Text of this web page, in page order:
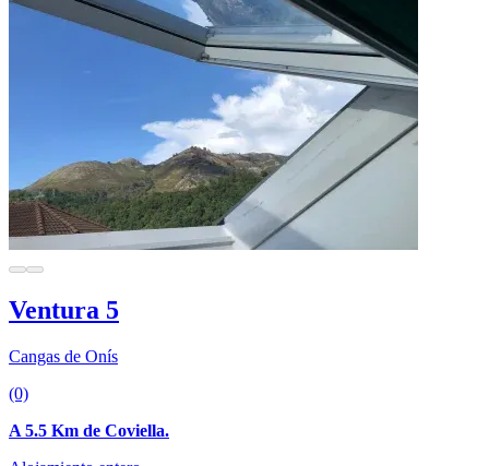
Ventura 5
Cangas de Onís
(0)
A 5.5 Km de Coviella.